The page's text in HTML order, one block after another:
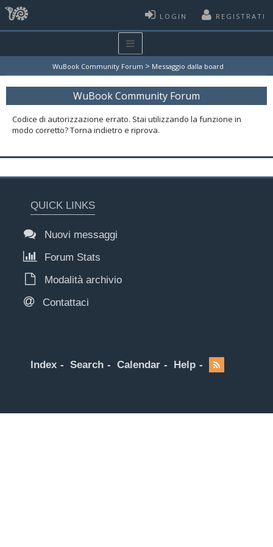
LOGIN REGISTRATI
WuBook Community Forum > Messaggio dalla board
WuBook Community Forum
Codice di autorizzazione errato. Stai utilizzando la funzione in
modo corretto? Torna indietro e riprova.
QUICK LINKS
Nuovi messaggi
Forum Stats
Modalità archivio
Contattaci
Index Search Calendar Help